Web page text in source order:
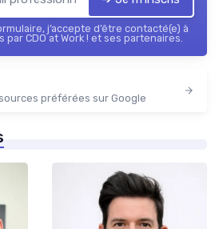
j’accepte d’être contacté(e) à
CDO at Work ! et ses partenaires.
préférées sur Google